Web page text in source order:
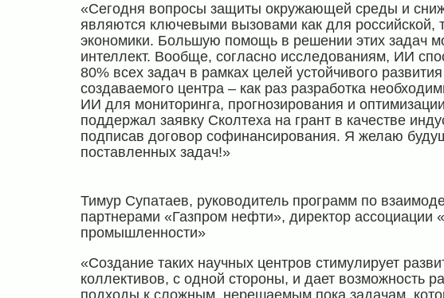
«Сегодня вопросы защиты окружающей среды и
являются ключевыми вызовами как для российской,
экономики. Большую помощь в решении этих задач
интеллект. Вообще, согласно исследованиям, ИИ
80% всех задач в рамках целей устойчивого
создаваемого центра – как раз разработка
ИИ для мониторинга, прогнозирования и
поддержал заявку Сколтеха на грант в качестве
подписав договор софинансирования. Я желаю
поставленных задач!»
Тимур Супатаев, руководитель программ по
партнерами «Газпром нефти», директор ассоциации
промышленности»
«Создание таких научных центров стимулирует
коллективов, с одной стороны, и дает возможность